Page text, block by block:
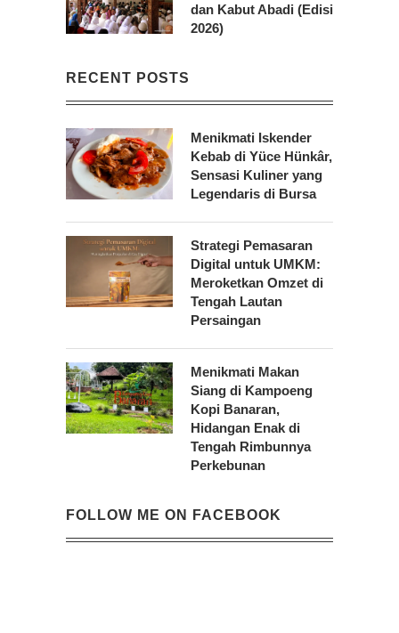
dan Kabut Abadi (Edisi
2026)
RECENT POSTS
Menikmati Iskender
Kebab di Yüce Hünkâr,
Sensasi Kuliner yang
Legendaris di Bursa
Strategi Pemasaran
Digital untuk UMKM:
Meroketkan Omzet di
Tengah Lautan
Persaingan
Menikmati Makan
Siang di Kampoeng
Kopi Banaran,
Hidangan Enak di
Tengah Rimbunnya
Perkebunan
FOLLOW ME ON FACEBOOK